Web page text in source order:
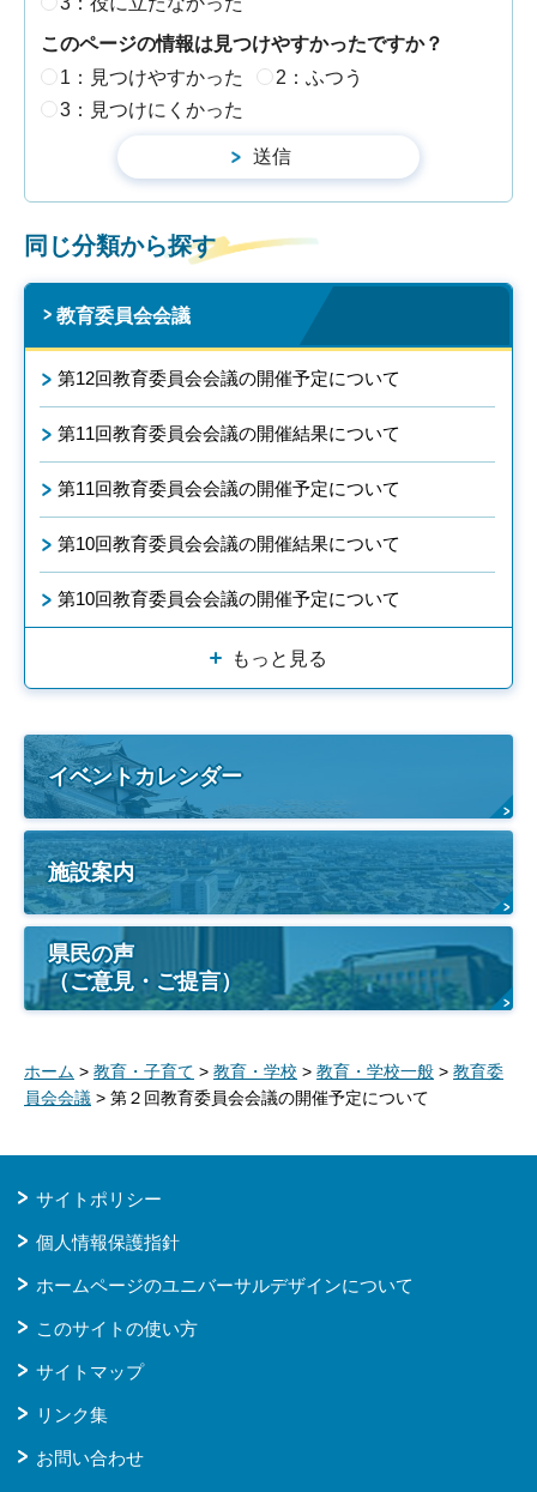
このページの情報は見つけやすかったですか？
1：見つけやすかった
2：ふつう
3：見つけにくかった
同じ分類から探す
教育委員会会議
第12回教育委員会会議の開催予定について
第11回教育委員会会議の開催結果について
第11回教育委員会会議の開催予定について
第10回教育委員会会議の開催結果について
第10回教育委員会会議の開催予定について
もっと見る
イベントカレンダー
施設案内
県民の声
（ご意見・ご提言）
ホーム > 教育・子育て > 教育・学校 > 教育・学校一般 > 教育委
員会会議 > 第２回教育委員会会議の開催予定について
サイトポリシー
個人情報保護指針
ホームページのユニバーサルデザインについて
このサイトの使い方
サイトマップ
リンク集
お問い合わせ